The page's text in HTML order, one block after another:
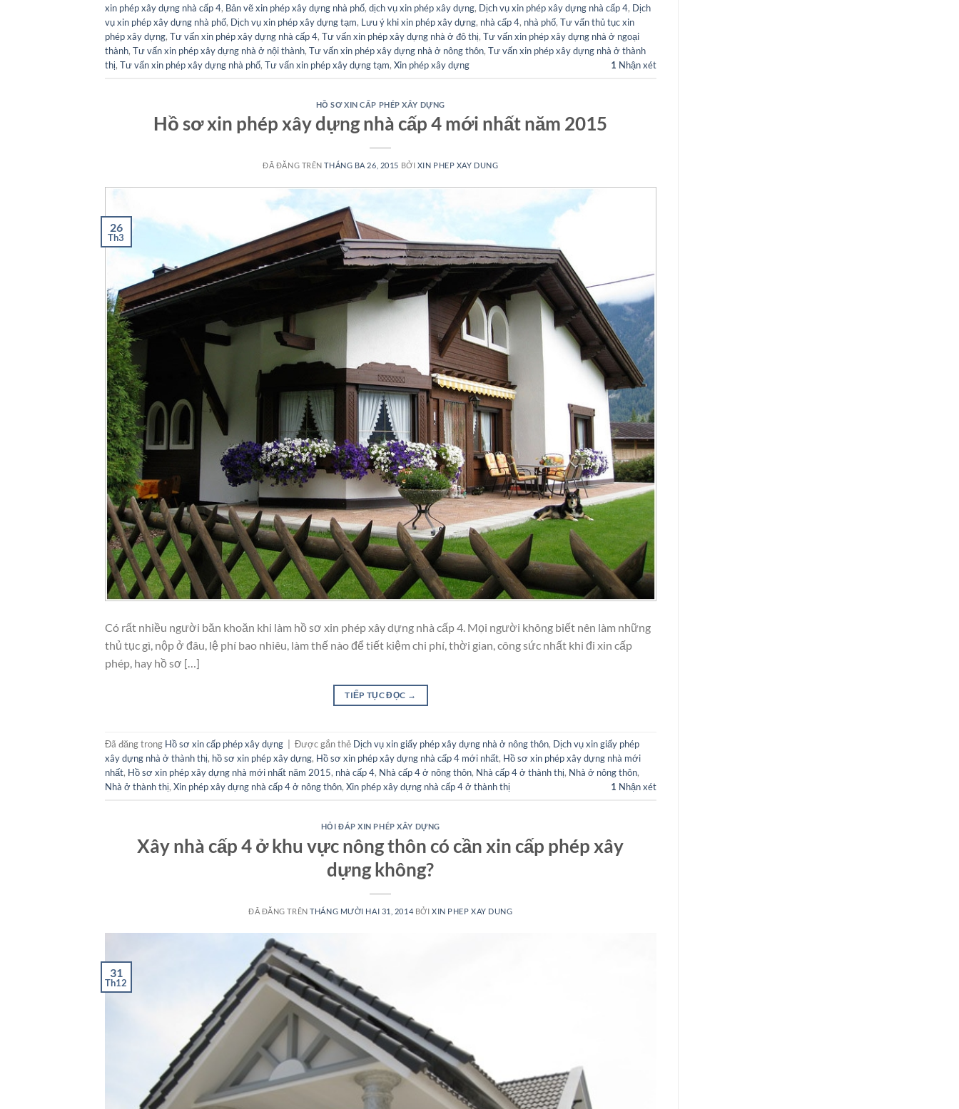
xin phép xây dựng nhà cấp 4, Bản vẽ xin phép xây dựng nhà phố, dịch vụ xin phép xây dựng, Dịch vụ xin phép xây dựng nhà cấp 4, Dịch
vụ xin phép xây dựng nhà phố, Dịch vụ xin phép xây dựng tạm, Lưu ý khi xin phép xây dựng, nhà cấp 4, nhà phố, Tư vấn thủ tục xin
phép xây dựng, Tư vấn xin phép xây dựng nhà cấp 4, Tư vấn xin phép xây dựng nhà ở đô thị, Tư vấn xin phép xây dựng nhà ở ngoại
thành, Tư vấn xin phép xây dựng nhà ở nội thành, Tư vấn xin phép xây dựng nhà ở nông thôn, Tư vấn xin phép xây dựng nhà ở thành
thị, Tư vấn xin phép xây dựng nhà phố, Tư vấn xin phép xây dựng tạm, Xin phép xây dựng 1 Nhận xét
HỒ SƠ XIN CẤP PHÉP XÂY DỰNG
Hồ sơ xin phép xây dựng nhà cấp 4 mới nhất năm 2015
ĐÃ ĐĂNG TRÊNTHÁNG BA 26, 2015 BỞI XIN PHEP XAY DUNG
26
Th3
Có rất nhiều người băn khoăn khi làm hồ sơ xin phép xây dựng nhà cấp 4. Mọi người không biết nên làm những
thủ tục gì, nộp ở đâu, lệ phí bao nhiêu, làm thế nào để tiết kiệm chi phí, thời gian, công sức nhất khi đi xin cấp
phép, hay hồ sơ […]
TIẾP TỤC ĐỌC →
Đã đăng trong Hồ sơ xin cấp phép xây dựng Được gắn thẻ Dịch vụ xin giấy phép xây dựng nhà ở nông thôn, Dịch vụ xin giấy phép
xây dựng nhà ở thành thị, hồ sơ xin phép xây dựng, Hồ sơ xin phép xây dựng nhà cấp 4 mới nhất, Hồ sơ xin phép xây dựng nhà mới
nhất, Hồ sơ xin phép xây dựng nhà mới nhất năm 2015, nhà cấp 4, Nhà cấp 4 ở nông thôn, Nhà cấp 4 ở thành thị, Nhà ở nông thôn,
Nhà ở thành thị, Xin phép xây dựng nhà cấp 4 ở nông thôn, Xin phép xây dựng nhà cấp 4 ở thành thị 1 Nhận xét
HỎI ĐÁP XIN PHÉP XÂY DỰNG
Xây nhà cấp 4 ở khu vực nông thôn có cần xin cấp phép xây
dựng không?
ĐÃ ĐĂNG TRÊNTHÁNG MƯỜI HAI 31, 2014 BỞI XIN PHEP XAY DUNG
31
Th12